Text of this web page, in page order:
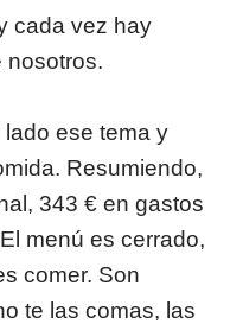
cada vez hay
nosotros.
ese tema y
Resumiendo,
343 € en gastos
menú es cerrado,
comer. Son
te las comas, las